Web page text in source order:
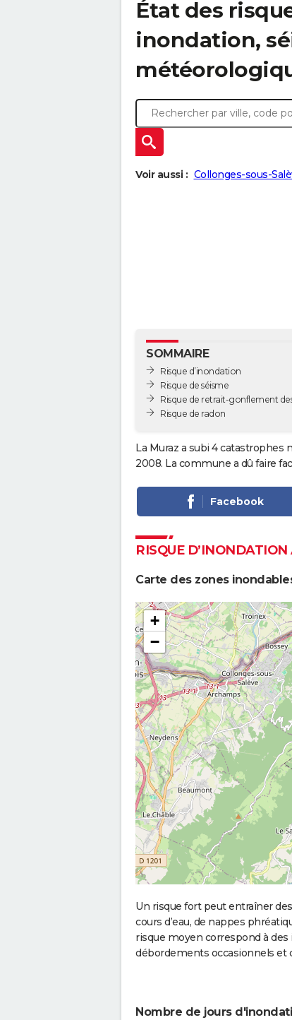
État des
inondation,
Voir aussi : Collonges-sous-
SOMMAIRE
Risque d’inondation
Risque de séisme
Risque de retrait-gonflement
Risque de radon
La Muraz a subi 4 catastrophes
2008. La commune a dû faire
Facebook
RISQUE
Carte des zones
+
−
Un risque fort peut entraîner
cours d’eau, de nappes
risque moyen correspond à
débordements occasionnels et
Nombre de jours